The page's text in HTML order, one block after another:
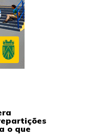
o que